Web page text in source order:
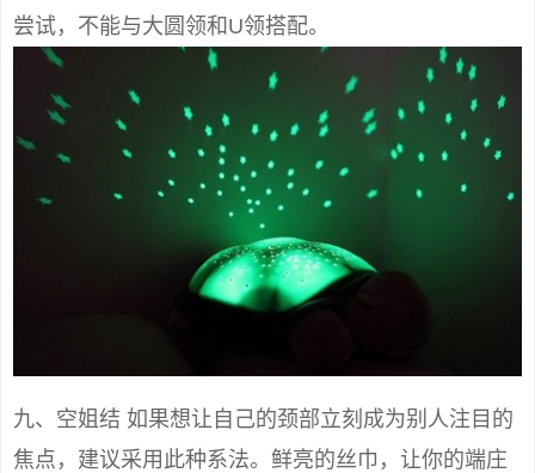
尝试，不能与大圆领和U领搭配。
九、空姐结 如果想让自己的颈部立刻成为别人注目的
焦点，建议采用此种系法。鲜亮的丝巾，让你的端庄